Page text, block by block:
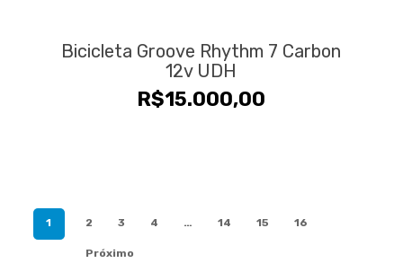
Bicicleta Groove Rhythm 7 Carbon
12v UDH
R$15.000,00
1 2 3 4 … 14 15 16
Próximo